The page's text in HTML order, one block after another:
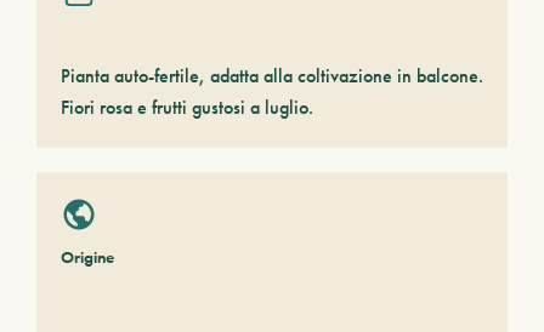
Pianta auto-fertile, adatta alla coltivazione in balcone.
Fiori rosa e frutti gustosi a luglio.
Origine